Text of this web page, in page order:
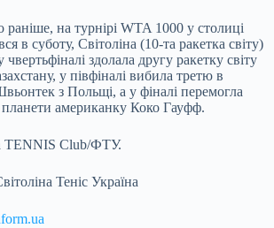
на турнірі WTA 1000 у столиці
в суботу, Світоліна (10-та ракетка світу)
здолала другу ракетку світу
у півфіналі вибила третю в
з Польщі, а у фіналі перемогла
планети американку Коко Гауфф.
TENNIS Club/ФТУ.
Теніс Україна